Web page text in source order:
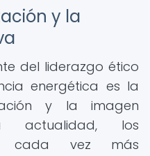
y la
del liderazgo ético
energética es la
y la imagen
actualidad, los
cada vez más